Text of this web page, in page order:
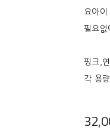
요아이
필요
핑크,
각 용